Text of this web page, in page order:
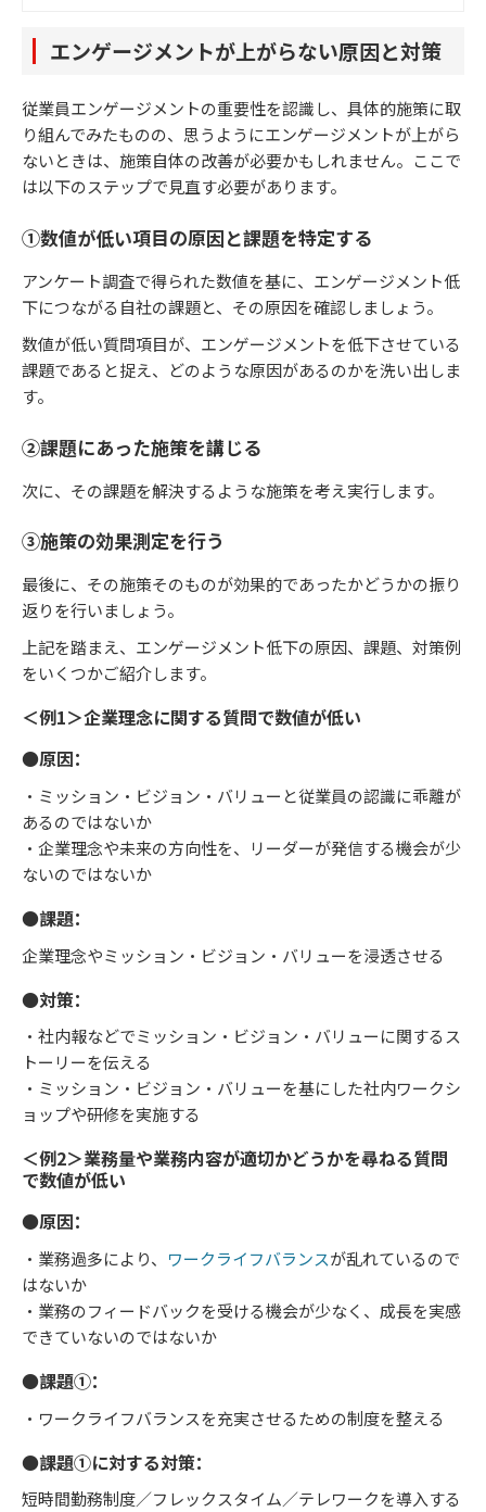
エンゲージメントが上がらない原因と対策
従業員エンゲージメントの重要性を認識し、具体的施策に取
り組んでみたものの、思うようにエンゲージメントが上がら
ないときは、施策自体の改善が必要かもしれません。ここで
は以下のステップで見直す必要があります。
①数値が低い項目の原因と課題を特定する
アンケート調査で得られた数値を基に、エンゲージメント低
下につながる自社の課題と、その原因を確認しましょう。
数値が低い質問項目が、エンゲージメントを低下させている
課題であると捉え、どのような原因があるのかを洗い出しま
す。
②課題にあった施策を講じる
次に、その課題を解決するような施策を考え実行します。
③施策の効果測定を行う
最後に、その施策そのものが効果的であったかどうかの振り
返りを行いましょう。
上記を踏まえ、エンゲージメント低下の原因、課題、対策例
をいくつかご紹介します。
＜例1＞企業理念に関する質問で数値が低い
●原因：
・ミッション・ビジョン・バリューと従業員の認識に乖離が
あるのではないか
・企業理念や未来の方向性を、リーダーが発信する機会が少
ないのではないか
●課題：
企業理念やミッション・ビジョン・バリューを浸透させる
●対策：
・社内報などでミッション・ビジョン・バリューに関するス
トーリーを伝える
・ミッション・ビジョン・バリューを基にした社内ワークシ
ョップや研修を実施する
＜例2＞業務量や業務内容が適切かどうかを尋ねる質問
で数値が低い
●原因：
・業務過多により、 ワークライフバランスが乱れているので
はないか
・業務のフィードバックを受ける機会が少なく、成長を実感
できていないのではないか
●課題①：
・ワークライフバランスを充実させるための制度を整える
●課題①に対する対策：
短時間勤務制度／フレックスタイム／テレワークを導入する